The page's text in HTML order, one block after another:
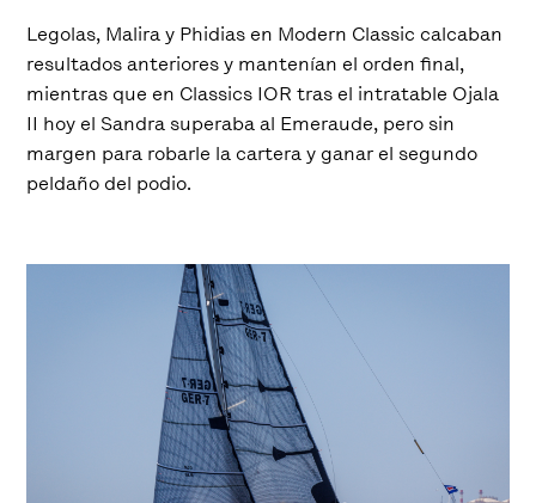
Legolas, Malira y Phidias en Modern Classic calcaban
resultados anteriores y mantenían el orden final,
mientras que en Classics IOR tras el intratable Ojala
II hoy el Sandra superaba al Emeraude, pero sin
margen para robarle la cartera y ganar el segundo
peldaño del podio.